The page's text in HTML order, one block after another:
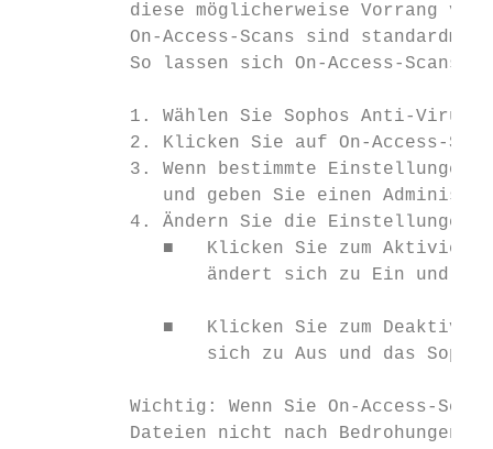
diese möglicherweise Vorrang
On-Access-Scans sind
So lassen sich On-Access-Scans
1. Wählen Sie Sophos Anti-Virus
2. Klicken Sie auf On-Access-
3. Wenn bestimmte Einstellungen
und geben Sie einen
4. Ändern Sie die Einstellungen
■   Klicken Sie zum
ändert sich zu Ein und
■   Klicken Sie zum
sich zu Aus und das
Wichtig: Wenn Sie On-Access-
Dateien nicht nach Bedrohungen.